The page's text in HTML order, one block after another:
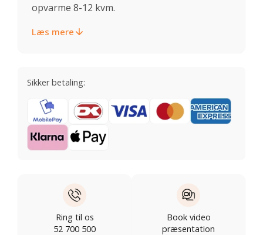
opvarme 8-12 kvm.
Læs mere
Sikker betaling:
Ring til os
52 700 500
Book video
præsentation